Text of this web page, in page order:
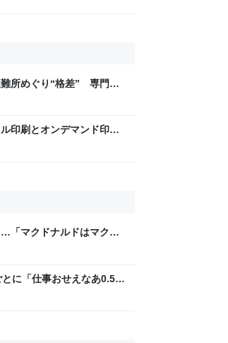
所めぐり“格差” 専門家
イムオンライン
印刷とオンデマンド印刷
「マクドナルドはマクド
に「仕事おせえなあ0.5秒
だよ早く消えろ」と耳元